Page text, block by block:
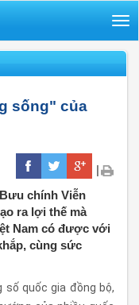
sống" của
|
chính Viễn
ra lợi thế mà
Nam có được với
cùng sức
quốc gia đồng bộ,